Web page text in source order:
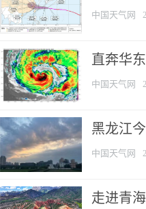
中国天气网
直奔华
中国天气网
黑龙江
中国天气网
走进青